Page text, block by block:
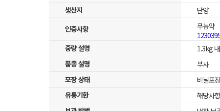
생산지
단양
인증사항
무농약
중량 설명
1.3kg
품종 설명
부사
포장 상태
비닐포장
유통기한
해당사